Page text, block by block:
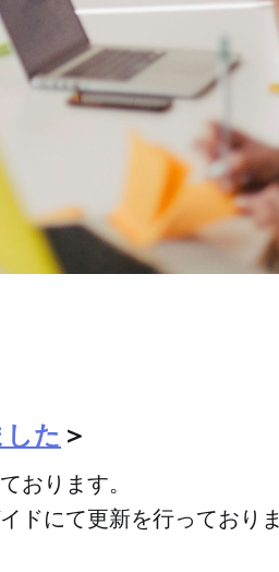
た ＞
おります。
ドにて更新を行っておりま